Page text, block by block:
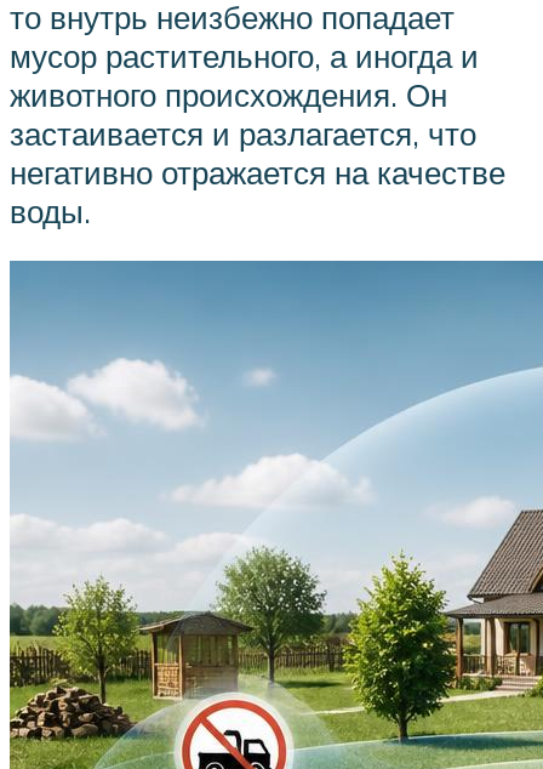
то внутрь неизбежно попадает
мусор растительного, а иногда и
животного происхождения. Он
застаивается и разлагается, что
негативно отражается на качестве
воды.